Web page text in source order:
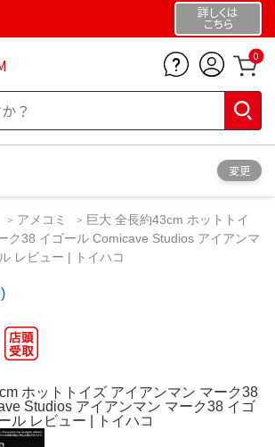
詳しくは
こちら
0
変更
アメコミ
巨大 全長約43cm ホットトイ
ク38 イゴール Comicave Studios アイアンマ
レビュー | トイハコ